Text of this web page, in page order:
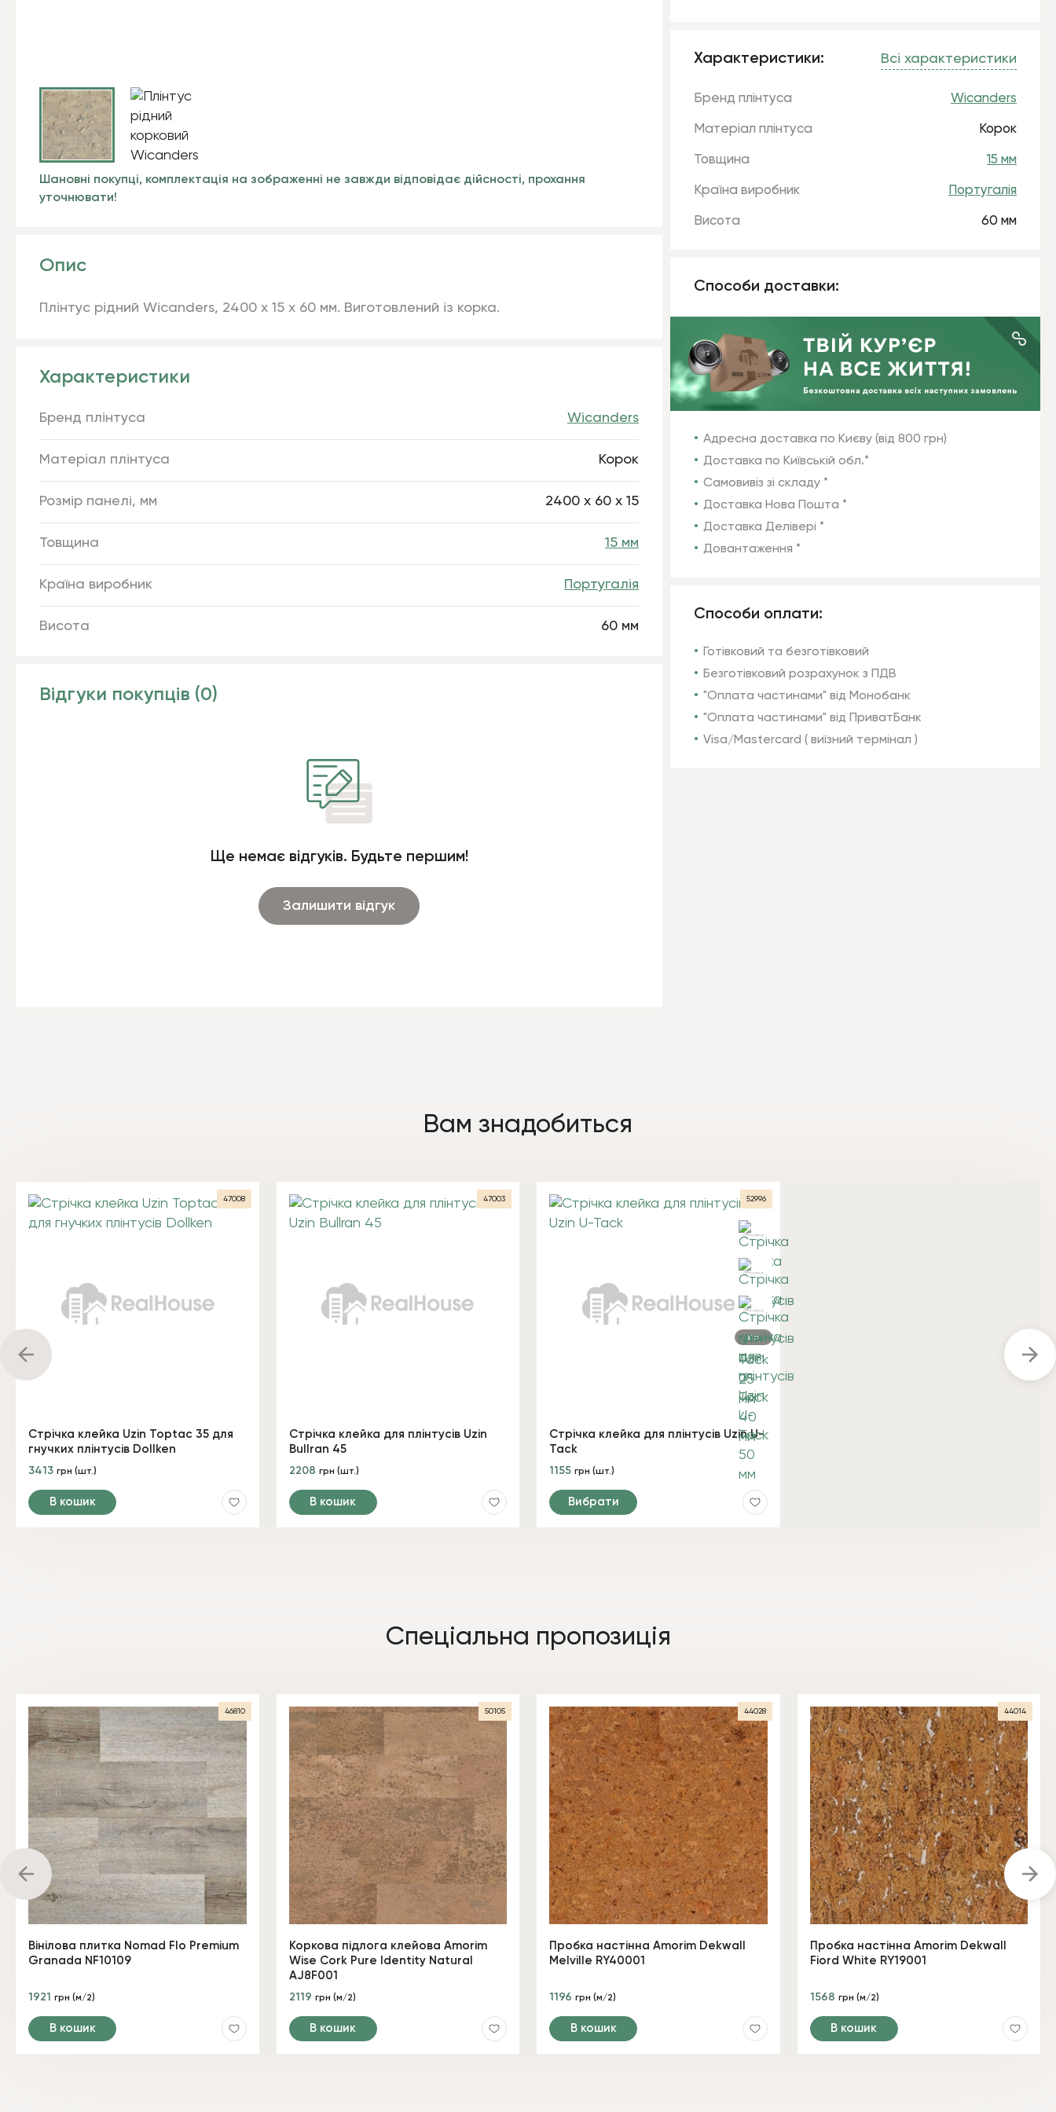
Шановні покупці, комплектація на зображенні не завжди відповідає дійсності, прохання
уточнювати!
Характеристики: Всі характеристики
Бренд плінтуса Wicanders
Матеріал плінтуса Корок
Товщина 15 мм
Країна виробник Португалія
Висота 60 мм
Способи доставки:
Адресна доставка по Києву (від 800 грн)
Доставка по Київській обл.*
Самовивіз зі складу *
Доставка Нова Пошта *
Доставка Делівері *
Довантаження *
Способи оплати:
Готівковий та безготівковий
Безготівковий розрахунок з ПДВ
"Оплата частинами" від Монобанк
"Оплата частинами" від ПриватБанк
Visa/Mastercard ( виїзний термінал )
Опис
Плінтус рідний Wicanders, 2400 x 15 x 60 мм. Виготовлений із корка.
Характеристики
Бренд плінтуса Wicanders
Матеріал плінтуса Корок
Розмір панелі, мм 2400 x 60 х 15
Товщина 15 мм
Країна виробник Португалія
Висота 60 мм
Відгуки покупців (0)
Ще немає відгуків. Будьте першим!
Залишити відгук
Вам знадобиться
47008
Стрічка клейка Uzin Toptac 35 для
гнучких плінтусів Dollken
3413 грн (шт.)
В кошик
47003
Стрічка клейка для плінтусів Uzin
Bullran 45
2208 грн (шт.)
В кошик
52996
Стрічка клейка для плінтусів Uzin U-
Tack
1155 грн (шт.)
Вибрати
Всі
Спеціальна пропозиція
46810
Вінілова плитка Nomad Flo Premium
Granada NF10109
1921 грн (м/2)
В кошик
50105
Коркова підлога клейова Amorim
Wise Cork Pure Identity Natural
AJ8F001
2119 грн (м/2)
В кошик
44028
Пробка настінна Amorim Dekwall
Melville RY40001
1196 грн (м/2)
В кошик
44014
Пробка настінна Amorim Dekwall
Fiord White RY19001
1568 грн (м/2)
В кошик